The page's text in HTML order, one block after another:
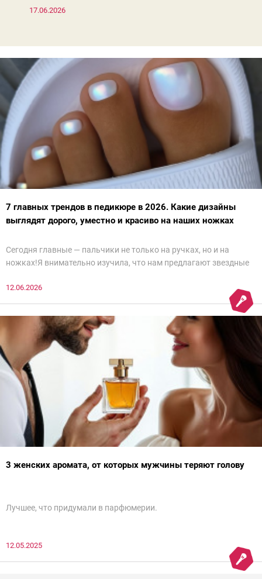
17.06.2026
7 главных трендов в педикюре в 2026. Какие дизайны
выглядят дорого, уместно и красиво на наших ножках
Сегодня главные — пальчики не только на ручках, но и на
ножках!Я внимательно изучила, что нам предлагают звездные
собрала подробный гид по трендам в педикюре.
12.06.2026
3 женских аромата, от которых мужчины теряют голову
Лучшее, что придумали в парфюмерии.
12.05.2025